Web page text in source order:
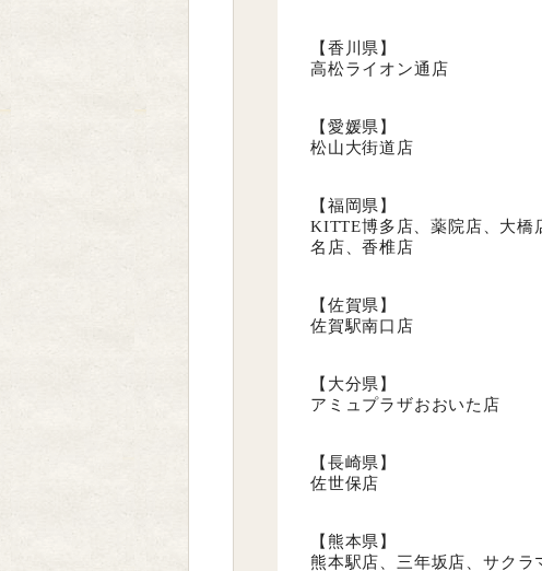
【香川県】
高松ライオン通店
【愛媛県】
松山大街道店
【福岡県】
KITTE博多店、薬院店、大橋
名店、香椎店
【佐賀県】
佐賀駅南口店
【大分県】
アミュプラザおおいた店
【長崎県】
佐世保店
【熊本県】
熊本駅店、三年坂店、サクラ